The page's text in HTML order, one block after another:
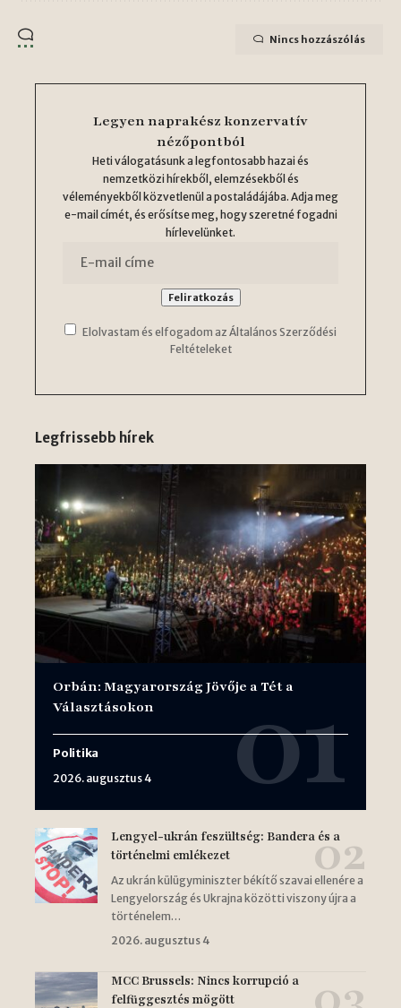
Nincs hozzászólás
Legyen naprakész konzervatív
nézőpontból
Heti válogatásunk a legfontosabb hazai és
nemzetközi hírekből, elemzésekből és
véleményekből közvetlenül a postaládájába. Adja meg
e-mail címét, és erősítse meg, hogy szeretné fogadni
hírlevelünket.
Elolvastam és elfogadom az Általános Szerződési
Feltételeket
Legfrissebb hírek
Orbán: Magyarország Jövője a Tét a
Választásokon
Politika
2026. augusztus 4
Lengyel-ukrán feszültség: Bandera és a
történelmi emlékezet
Az ukrán külügyminiszter békítő szavai ellenére a
Lengyelország és Ukrajna közötti viszony újra a
történelem…
2026. augusztus 4
MCC Brussels: Nincs korrupció a
felfüggesztés mögött